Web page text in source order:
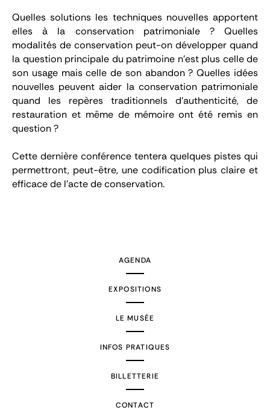
Quelles solutions les techniques nouvelles apportent
elles à la conservation patrimoniale ? Quelles
modalités de conservation peut-on développer quand
la question principale du patrimoine n’est plus celle de
son usage mais celle de son abandon ? Quelles idées
nouvelles peuvent aider la conservation patrimoniale
quand les repères traditionnels d’authenticité, de
restauration et même de mémoire ont été remis en
question ?
Cette dernière conférence tentera quelques pistes qui
permettront, peut-être, une codification plus claire et
efficace de l’acte de conservation.
AGENDA
EXPOSITIONS
LE MUSÉE
INFOS PRATIQUES
BILLETTERIE
CONTACT